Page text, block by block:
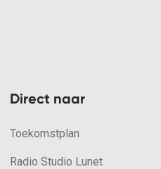
Direct naar
Toekomstplan
Radio Studio Lunet